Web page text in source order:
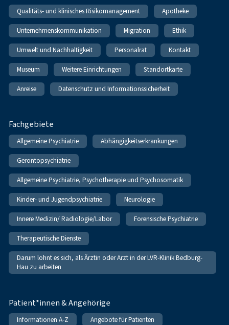
Qualitäts- und klinisches Risikomanagement Apotheke
Unternehmenskommunikation Migration Ethik
Umwelt und Nachhaltigkeit Personalrat Kontakt
Museum Weitere Einrichtungen Standortkarte
Anreise Datenschutz und Informationssicherheit
Fachgebiete
Allgemeine Psychiatrie Abhängigkeitserkrankungen
Gerontopsychiatrie
Allgemeine Psychiatrie, Psychotherapie und Psychosomatik
Kinder- und Jugendpsychiatrie Neurologie
Innere Medizin/ Radiologie/Labor Forensische Psychiatrie
Therapeutische Dienste
Darum lohnt es sich, als Ärztin oder Arzt in der LVR-Klinik Bedburg-
Hau zu arbeiten
Patient*innen & Angehörige
Informationen A-Z Angebote für Patienten